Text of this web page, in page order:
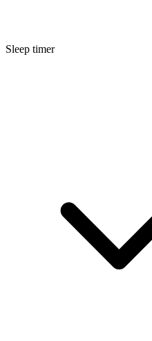
Sleep timer